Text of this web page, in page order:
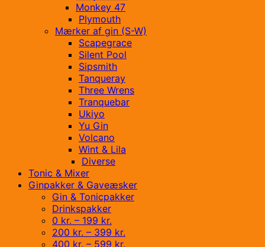
Monkey 47
Plymouth
Mærker af gin (S-W)
Scapegrace
Silent Pool
Sipsmith
Tanqueray
Three Wrens
Tranquebar
Ukiyo
Yu Gin
Volcano
Wint & Lila
Diverse
Tonic & Mixer
Ginpakker & Gaveæsker
Gin & Tonicpakker
Drinkspakker
0 kr. – 199 kr.
200 kr. – 399 kr.
400 kr. – 599 kr.